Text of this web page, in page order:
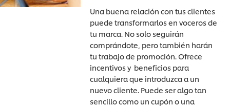
Una buena relación con tus clientes
puede transformarlos en voceros de
tu marca. No solo seguirán
comprándote, pero también harán
tu trabajo de promoción. Ofrece
incentivos y beneficios para
cualquiera que introduzca a un
nuevo cliente. Puede ser algo tan
sencillo como un cupón o una